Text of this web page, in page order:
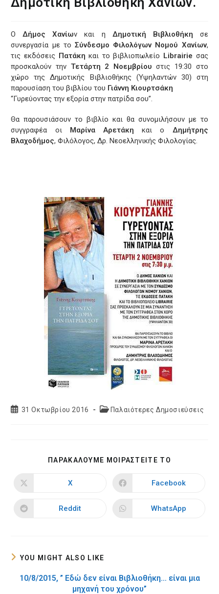
ΟΔήμος Χανίων και η Δημοτική Βιβλιοθήκη σε
συνεργασία με το Σύνδεσμο Φιλολόγων Νομού Χανίων,
τις εκδόσεις Πατάκη και το βιβλιοπωλείο Librairie σας
προσκαλούν την Τετάρτη 2 Νοεμβρίου στις 19:30 στο
χώρο της Δημοτικής Βιβλιοθήκης (Υψηλαντών 30) στη
παρουσίαση του βιβλίου του Γιάννη Κιουρτσάκη
“Γυρεύοντας την εξορία στην πατρίδα σου”.
Θα παρουσιάσουν το βιβλίο και θα συνομιλήσουν με το
συγγραφέα οι Μαρίνα Αρετάκη και ο Δημήτρης
Βλαχοδήμος, Φιλόλογος, Δρ. Νεοελληνικής Φιλολογίας.
Post31 Οκτωβρίου 2016
PostΠαλαιότερες Δημοσιεύσεις
ΠΑΡΑΚΑΛΟΥΜΕ ΜΟΙΡΑΣΤΕΙΤΕ ΤΟ
CONTENT
Opens
new
window
X
Opens
new
window
Facebook
Opens
Reddit
Opens
WhatsApp
YOU MIGHT ALSO LIKE
10/8/2015, ” Εδώ δεν είναι Βιβλιοθήκη… είναι μια
μηχανή του χρόνου”